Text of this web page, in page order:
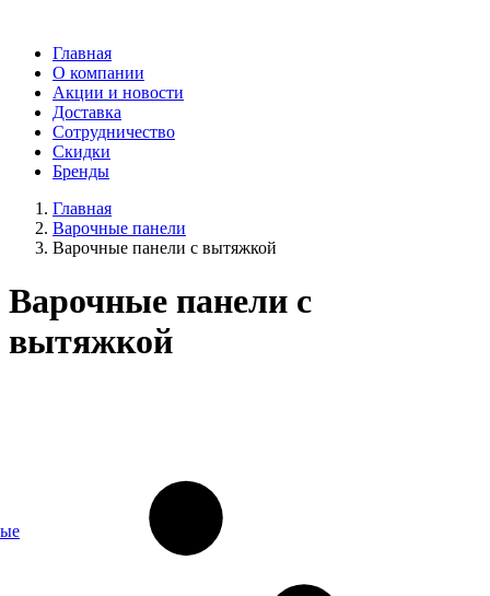
Главная
О компании
Акции и новости
Доставка
Сотрудничество
Скидки
Бренды
Главная
Варочные панели
Варочные панели с вытяжкой
Варочные панели с
вытяжкой